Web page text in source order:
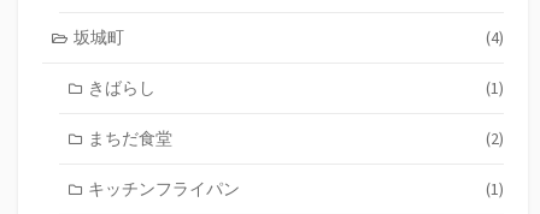
坂城町 (4)
きばらし (1)
まちだ食堂 (2)
キッチンフライパン (1)